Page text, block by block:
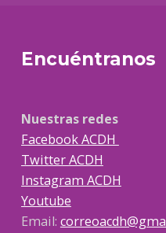
Encuéntranos
Nuestras redes
Facebook ACDH
Twitter ACDH
Instagram ACDH
Youtube
Email: